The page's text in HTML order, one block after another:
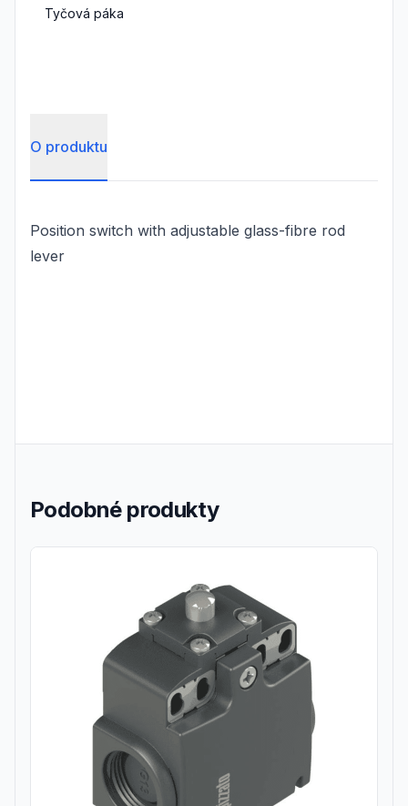
Tyčová páka
O produktu
Position switch with adjustable glass-fibre rod
lever
Podobné produkty